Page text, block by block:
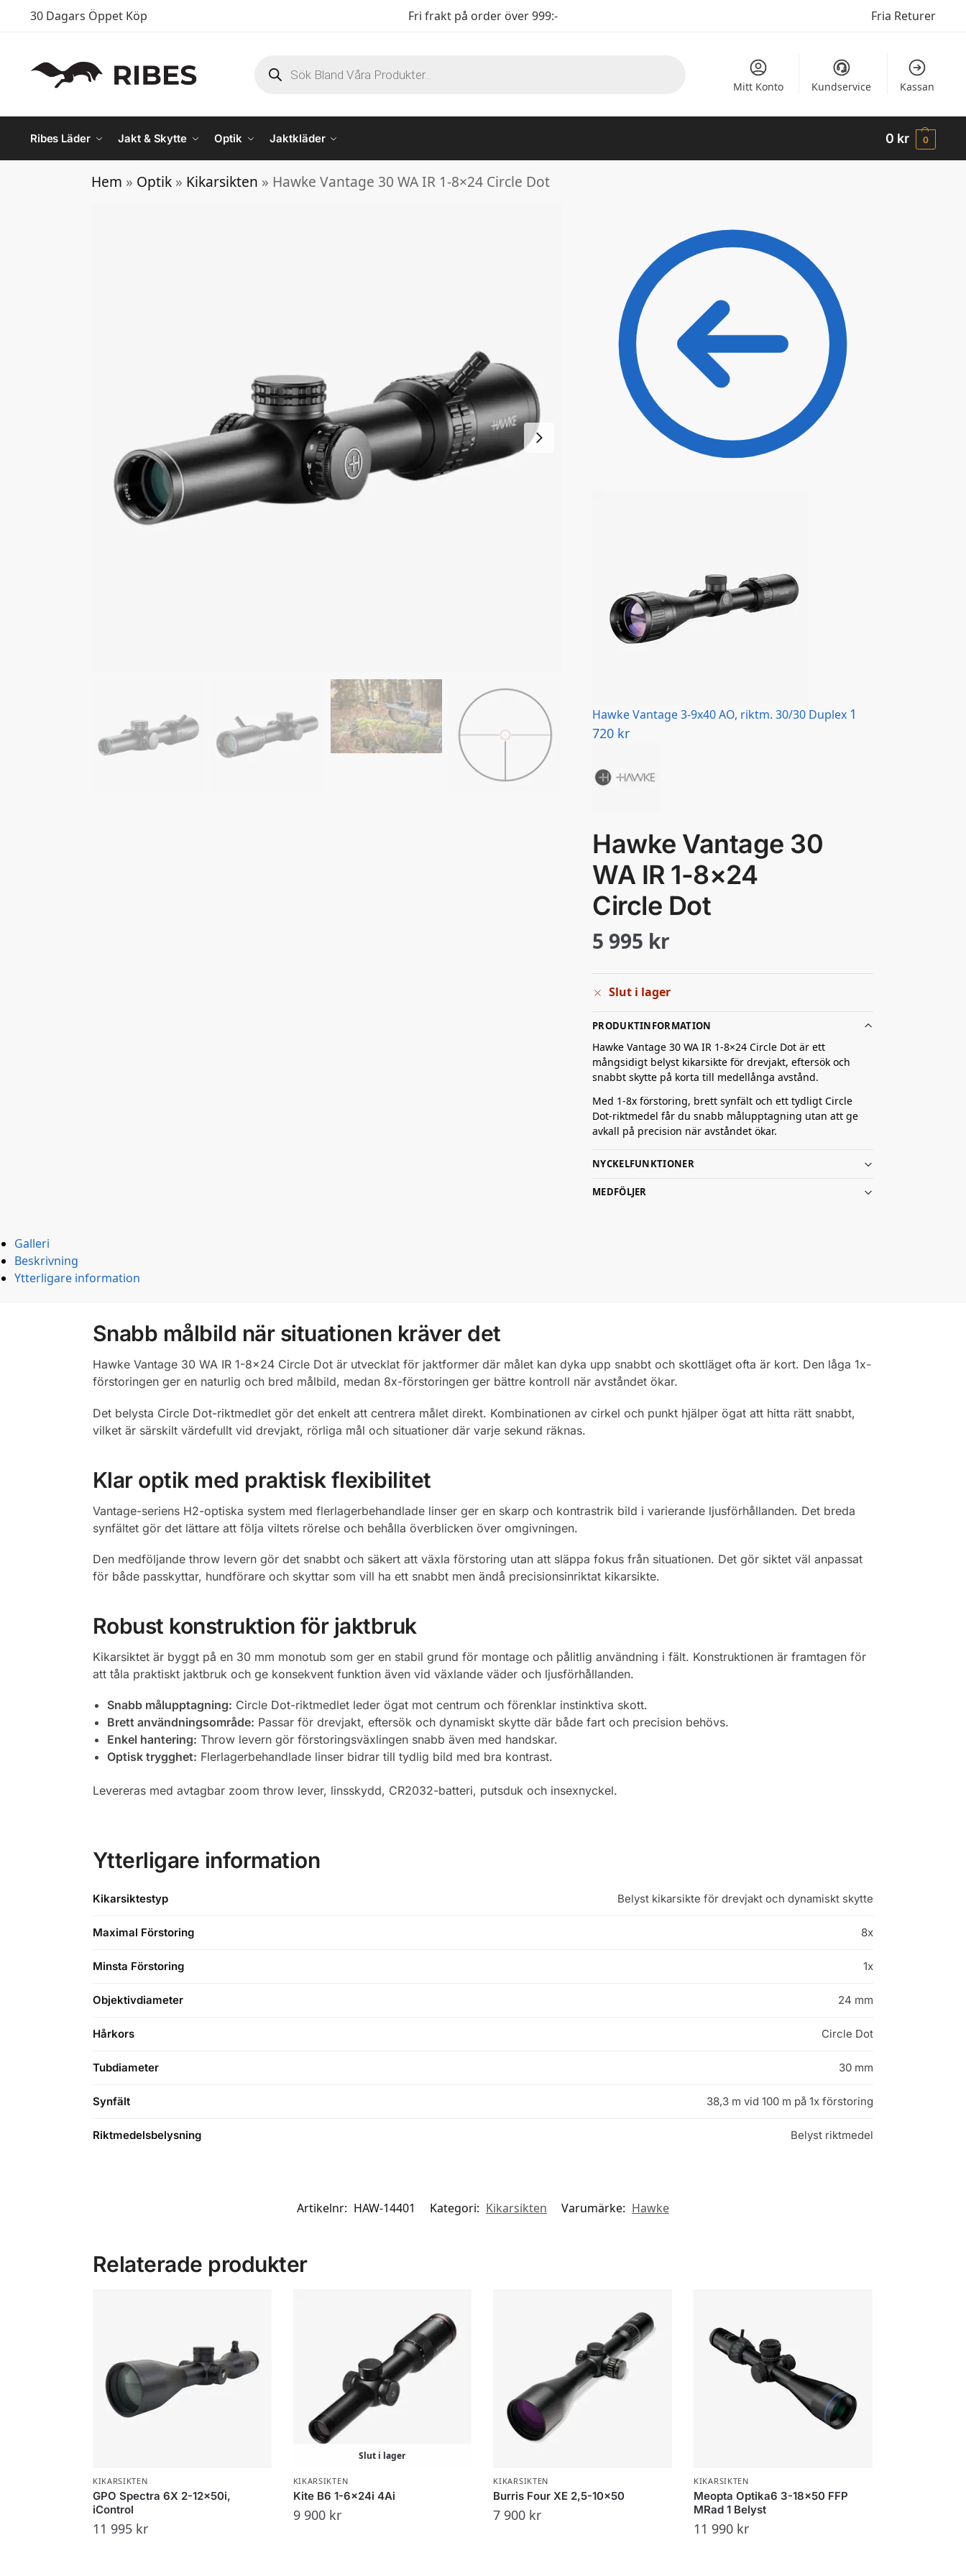
30 Dagars Öppet Köp Fri frakt på order över 999:- Fria Returer
Mitt Konto Kundservice Kassan
Ribes Läder Jakt & Skytte Optik Jaktkläder 0 kr 0
Hem » Optik » Kikarsikten » Hawke Vantage 30 WA IR 1-8×24 Circle Dot
Hawke Vantage 3-9x40 AO, riktm. 30/30 Duplex 1
720 kr
Hawke Vantage 30
WA IR 1-8×24
Circle Dot
5 995 kr
Slut i lager
PRODUKTINFORMATION
Hawke Vantage 30 WA IR 1-8×24 Circle Dot är ett
mångsidigt belyst kikarsikte för drevjakt, eftersök och
snabbt skytte på korta till medellånga avstånd.
Med 1-8x förstoring, brett synfält och ett tydligt Circle
Dot-riktmedel får du snabb målupptagning utan att ge
avkall på precision när avståndet ökar.
NYCKELFUNKTIONER
MEDFÖLJER
Galleri
Beskrivning
Ytterligare information
Snabb målbild när situationen kräver det
Hawke Vantage 30 WA IR 1-8×24 Circle Dot är utvecklat för jaktformer där målet kan dyka upp snabbt och skottläget ofta är kort. Den låga 1x-
förstoringen ger en naturlig och bred målbild, medan 8x-förstoringen ger bättre kontroll när avståndet ökar.
Det belysta Circle Dot-riktmedlet gör det enkelt att centrera målet direkt. Kombinationen av cirkel och punkt hjälper ögat att hitta rätt snabbt,
vilket är särskilt värdefullt vid drevjakt, rörliga mål och situationer där varje sekund räknas.
Klar optik med praktisk flexibilitet
Vantage-seriens H2-optiska system med flerlagerbehandlade linser ger en skarp och kontrastrik bild i varierande ljusförhållanden. Det breda
synfältet gör det lättare att följa viltets rörelse och behålla överblicken över omgivningen.
Den medföljande throw levern gör det snabbt och säkert att växla förstoring utan att släppa fokus från situationen. Det gör siktet väl anpassat
för både passkyttar, hundförare och skyttar som vill ha ett snabbt men ändå precisionsinriktat kikarsikte.
Robust konstruktion för jaktbruk
Kikarsiktet är byggt på en 30 mm monotub som ger en stabil grund för montage och pålitlig användning i fält. Konstruktionen är framtagen för
att tåla praktiskt jaktbruk och ge konsekvent funktion även vid växlande väder och ljusförhållanden.
Snabb målupptagning: Circle Dot-riktmedlet leder ögat mot centrum och förenklar instinktiva skott.
Brett användningsområde: Passar för drevjakt, eftersök och dynamiskt skytte där både fart och precision behövs.
Enkel hantering: Throw levern gör förstoringsväxlingen snabb även med handskar.
Optisk trygghet: Flerlagerbehandlade linser bidrar till tydlig bild med bra kontrast.
Levereras med avtagbar zoom throw lever, linsskydd, CR2032-batteri, putsduk och insexnyckel.
Ytterligare information
Kikarsiktestyp Belyst kikarsikte för drevjakt och dynamiskt skytte
Maximal Förstoring 8x
Minsta Förstoring 1x
Objektivdiameter 24 mm
Hårkors Circle Dot
Tubdiameter 30 mm
Synfält 38,3 m vid 100 m på 1x förstoring
Riktmedelsbelysning Belyst riktmedel
Artikelnr: HAW-14401 Kategori: Kikarsikten Varumärke: Hawke
Relaterade produkter
KIKARSIKTEN
GPO Spectra 6X 2-12x50i,
iControl
11 995 kr
Slut i lager
KIKARSIKTEN
Kite B6 1-6x24i 4Ai
9 900 kr
KIKARSIKTEN
Burris Four XE 2,5-10×50
7 900 kr
KIKARSIKTEN
Meopta Optika6 3-18×50 FFP
MRad 1 Belyst
11 990 kr